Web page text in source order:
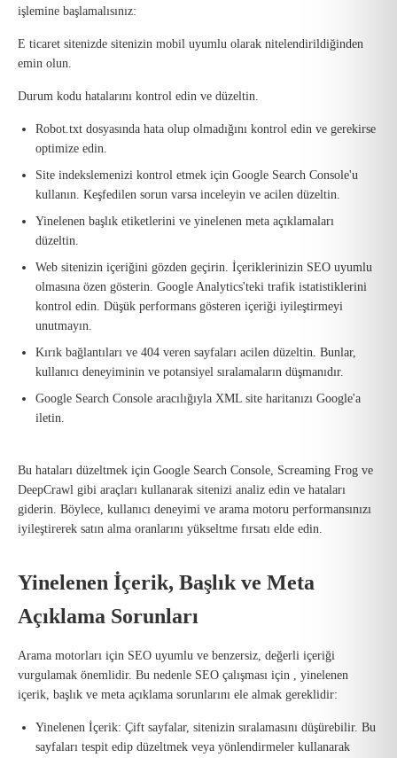
işlemine başlamalısınız:
E ticaret sitenizde sitenizin mobil uyumlu olarak nitelendirildiğinden
emin olun.
Durum kodu hatalarını kontrol edin ve düzeltin.
Robot.txt dosyasında hata olup olmadığını kontrol edin ve gerekirse
optimize edin.
Site indekslemenizi kontrol etmek için Google Search Console'u
kullanın. Keşfedilen sorun varsa inceleyin ve acilen düzeltin.
Yinelenen başlık etiketlerini ve yinelenen meta açıklamaları
düzeltin.
Web sitenizin içeriğini gözden geçirin. İçeriklerinizin SEO uyumlu
olmasına özen gösterin. Google Analytics'teki trafik istatistiklerini
kontrol edin. Düşük performans gösteren içeriği iyileştirmeyi
unutmayın.
Kırık bağlantıları ve 404 veren sayfaları acilen düzeltin. Bunlar,
kullanıcı deneyiminin ve potansiyel sıralamaların düşmanıdır.
Google Search Console aracılığıyla XML site haritanızı Google'a
iletin.
Bu hataları düzeltmek için Google Search Console, Screaming Frog ve
DeepCrawl gibi araçları kullanarak sitenizi analiz edin ve hataları
giderin. Böylece, kullanıcı deneyimi ve arama motoru performansınızı
iyileştirerek satın alma oranlarını yükseltme fırsatı elde edin.
Yinelenen İçerik, Başlık ve Meta
Açıklama Sorunları
Arama motorları için SEO uyumlu ve benzersiz, değerli içeriği
vurgulamak önemlidir. Bu nedenle SEO çalışması için , yinelenen
içerik, başlık ve meta açıklama sorunlarını ele almak gereklidir:
Yinelenen İçerik: Çift sayfalar, sitenizin sıralamasını düşürebilir. Bu
sayfaları tespit edip düzeltmek veya yönlendirmeler kullanarak